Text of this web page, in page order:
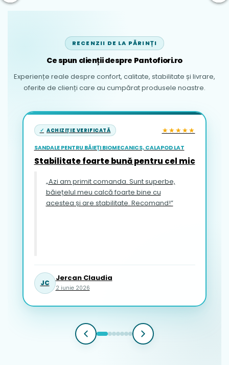
RECENZII DE LA PĂRINȚI
Ce spun clienții despre Pantofiori.ro
Experiențe reale despre confort, calitate, stabilitate și livrare,
oferite de clienți care au cumpărat produsele noastre.
ACHIZIȚIE VERIFICATĂ ★★★★★
SANDALE PENTRU BĂIEȚI BIOMECANICS, CALAPOD LAT
Stabilitate foarte bună pentru cel mic
„Azi am primit comanda. Sunt superbe,
băiețelul meu calcă foarte bine cu
acestea și are stabilitate. Recomand!”
JC
Jercan Claudia
2 iunie 2026